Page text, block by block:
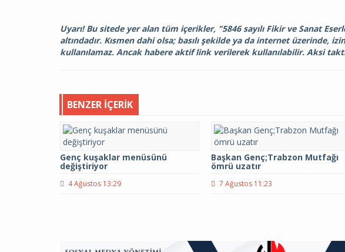
Uyarı! Bu sitede yer alan tüm içerikler, "5846 sayılı Fikir ve Sanat
altındadır. Kısmen dahi olsa; basılı şekilde ya da internet üzerinde,
kullanılamaz. Ancak habere aktif link verilerek kullanılabilir. Aksi
BENZER İÇERIK
Genç kuşaklar menüsünü
değiştiriyor
4 Ağustos 13:29
Başkan Genç;Trabzon Mutfağı
ömrü uzatır
7 Ağustos 11:23